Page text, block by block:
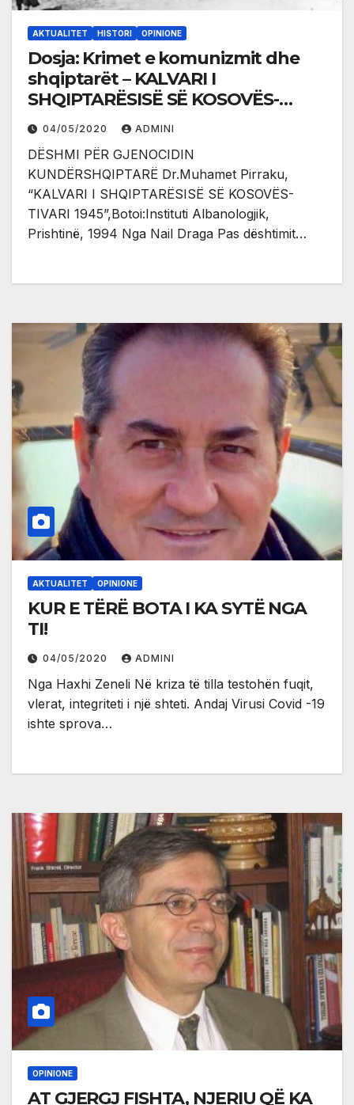
AKTUALITET HISTORI OPINIONE
Dosja: Krimet e komunizmit dhe
shqiptarët – KALVARI I
SHQIPTARËSISË SË KOSOVËS-
TIVARI 1945”
04/05/2020 ADMINI
DËSHMI PËR GJENOCIDIN
KUNDËRSHQIPTARË Dr.Muhamet Pirraku,
“KALVARI I SHQIPTARËSISË SË KOSOVËS-
TIVARI 1945”,Botoi:Instituti Albanologjik,
Prishtinë, 1994 Nga Nail Draga Pas dështimit…
AKTUALITET OPINIONE
KUR E TËRË BOTA I KA SYTË NGA
TI!
04/05/2020 ADMINI
Nga Haxhi Zeneli Në kriza të tilla testohën fuqit,
vlerat, integriteti i një shteti. Andaj Virusi Covid -19
ishte sprova…
OPINIONE
AT GJERGJ FISHTA, NJERIU QË KA